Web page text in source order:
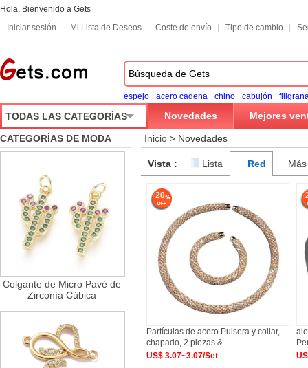
Hola, Bienvenido a Gets
Iniciar sesión
Mi Lista de Deseos Coste de envío Tipo de cambio
espejo acero cadena chino cabujón
TODAS LAS CATEGORÍAS Novedades Mejores
Inicio > Novedades
Vista : Lista Red
20
Partículas de acero Pulsera y collar,
chapado, 2 piezas &
US$ 3.07~3.07/Set
CATEGORÍAS DE MODA
Colgante de Micro Pavé de
Zirconía Cúbica